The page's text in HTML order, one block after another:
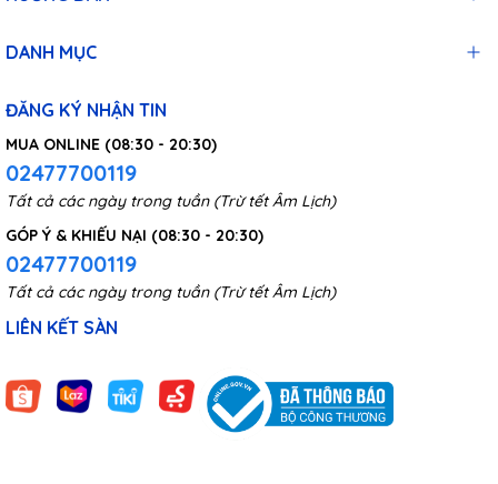
DANH MỤC
ĐĂNG KÝ NHẬN TIN
MUA ONLINE (08:30 - 20:30)
02477700119
Tất cả các ngày trong tuần (Trừ tết Âm Lịch)
GÓP Ý & KHIẾU NẠI (08:30 - 20:30)
02477700119
Tất cả các ngày trong tuần (Trừ tết Âm Lịch)
LIÊN KẾT SÀN